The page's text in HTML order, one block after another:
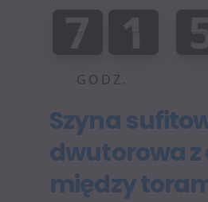
7
0
7 1
0
1
GODZ.
Szyna
dwutorowa z
między